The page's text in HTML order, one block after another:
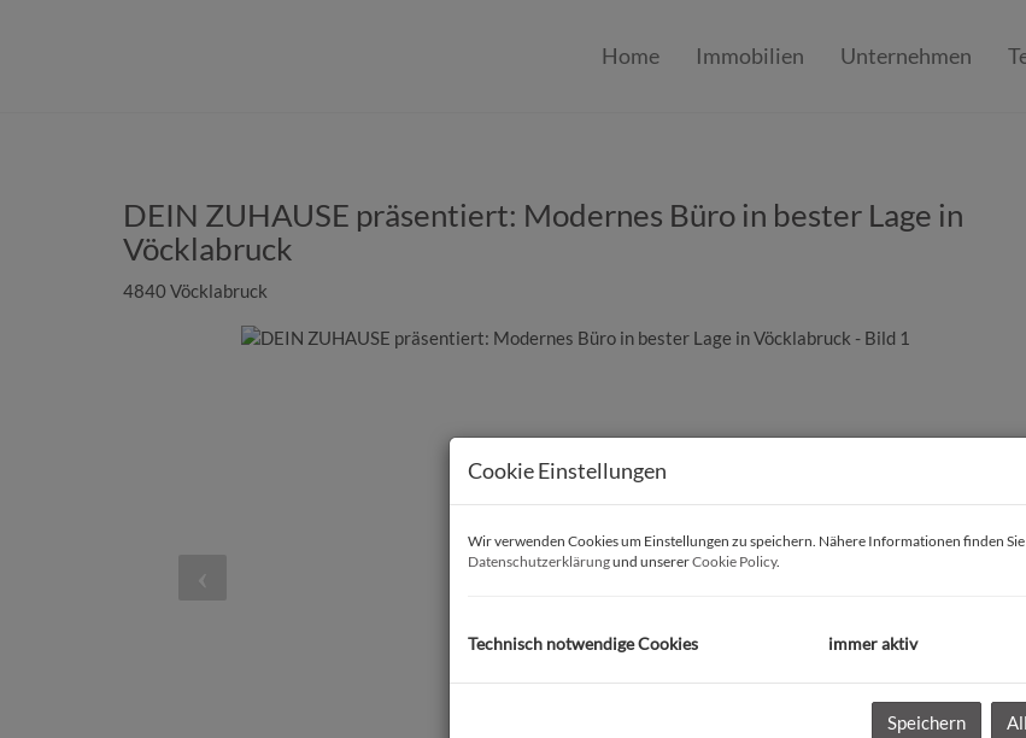
Home Immobilien Unternehmen
DEIN ZUHAUSE präsentiert: Modernes Büro in bester Lage in
Vöcklabruck
4840 Vöcklabruck
Cookie Einstellungen
Wir verwenden Cookies um Einstellungen zu speichern. Nähere Informationen finden
Datenschutzerklärungund unsererCookie Policy.
Technisch notwendige Cookies immer aktiv
Speichern